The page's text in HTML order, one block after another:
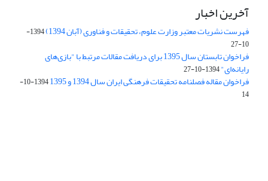
آخرین اخبار
فهرست نشریات معتبر وزارت علوم، تحقیقات و فناوری (آبان 1394)
1394-
10-27
فراخوان تابستان سال 1395 برای دریافت مقالات مرتبط با "بازی‌های
رایانه‌ای"1394-10-27
فراخوان مقاله فصلنامه تحقیقات فرهنگی ایران سال 1394 و 1395
1394-10-
14